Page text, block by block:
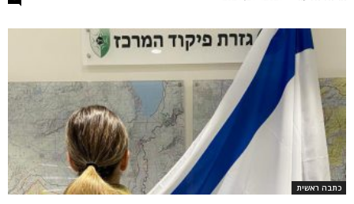
כתבה ראשית